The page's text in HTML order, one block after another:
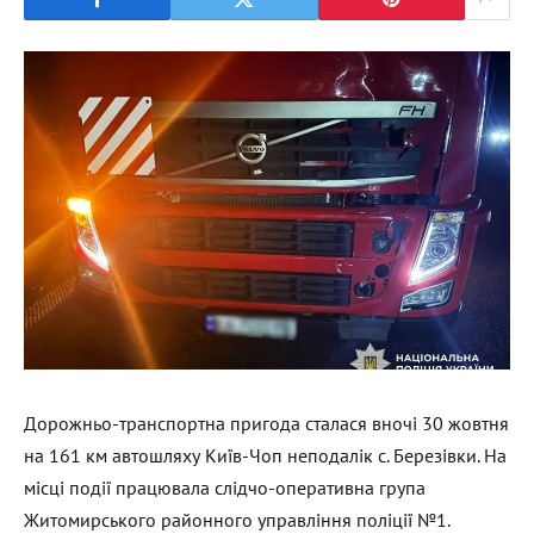
Дорожньо-транспортна пригода сталася вночі 30 жовтня
на 161 км автошляху Київ-Чоп неподалік с. Березівки. На
місці події працювала слідчо-оперативна група
Житомирського районного управління поліції №1.